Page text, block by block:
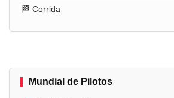
🏁 Corrida
Mundial de Pilotos